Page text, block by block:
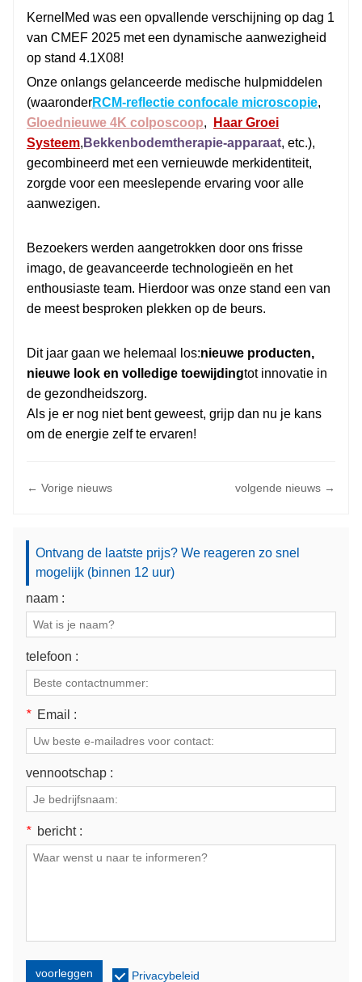
KernelMed was een opvallende verschijning op dag 1
van CMEF 2025 met een dynamische aanwezigheid
op stand 4.1X08!
Onze onlangs gelanceerde medische hulpmiddelen
(waaronderRCM-reflectie confocale microscopie,
Gloednieuwe 4K colposcoop,
Haar Groei
Systeem, Bekkenbodemtherapie-apparaat, etc.),
gecombineerd met een vernieuwde merkidentiteit,
zorgde voor een meeslepende ervaring voor alle
aanwezigen.
Bezoekers werden aangetrokken door ons frisse
imago, de geavanceerde technologieën en het
enthousiaste team. Hierdoor was onze stand een van
de meest besproken plekken op de beurs.
Dit jaar gaan we helemaal los:nieuwe producten,
nieuwe look en volledige toewijdingtot innovatie in
de gezondheidszorg.
Als je er nog niet bent geweest, grijp dan nu je kans
om de energie zelf te ervaren!
← Vorige nieuws volgende nieuws →
Ontvang de laatste prijs? We reageren zo snel
mogelijk (binnen 12 uur)
naam :
telefoon :
* Email :
vennootschap :
* bericht :
voorleggen Privacybeleid